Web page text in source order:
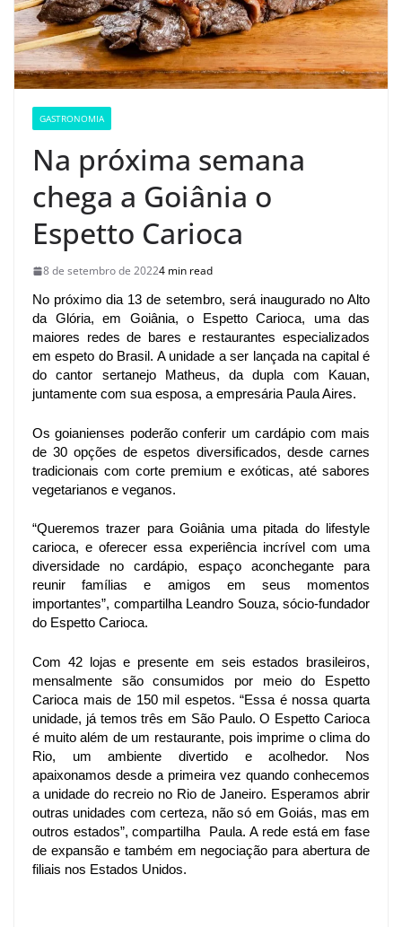
GASTRONOMIA
Na próxima semana
chega a Goiânia o
Espetto Carioca
8 de setembro de 20224 min read
No próximo dia 13 de setembro, será inaugurado no Alto
da Glória, em Goiânia, o Espetto Carioca, uma das
maiores redes de bares e restaurantes especializados
em espeto do Brasil. A unidade a ser lançada na capital é
do cantor sertanejo Matheus, da dupla com Kauan,
juntamente com sua esposa, a empresária Paula Aires.
Os goianienses poderão conferir um cardápio com mais
de 30 opções de espetos diversificados, desde carnes
tradicionais com corte premium e exóticas, até sabores
vegetarianos e veganos.
“Queremos trazer para Goiânia uma pitada do lifestyle
carioca, e oferecer essa experiência incrível com uma
diversidade no cardápio, espaço aconchegante para
reunir famílias e amigos em seus momentos
importantes”, compartilha Leandro Souza, sócio-fundador
do Espetto Carioca.
Com 42 lojas e presente em seis estados brasileiros,
mensalmente são consumidos por meio do Espetto
Carioca mais de 150 mil espetos. “Essa é nossa quarta
unidade, já temos três em São Paulo. O Espetto Carioca
é muito além de um restaurante, pois imprime o clima do
Rio, um ambiente divertido e acolhedor. Nos
apaixonamos desde a primeira vez quando conhecemos
a unidade do recreio no Rio de Janeiro. Esperamos abrir
outras unidades com certeza, não só em Goiás, mas em
outros estados”, compartilha  Paula. A rede está em fase
de expansão e também em negociação para abertura de
filiais nos Estados Unidos.